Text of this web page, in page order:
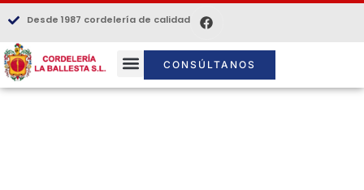
Desde 1987 cordelería de calidad
CONSÚLTANOS